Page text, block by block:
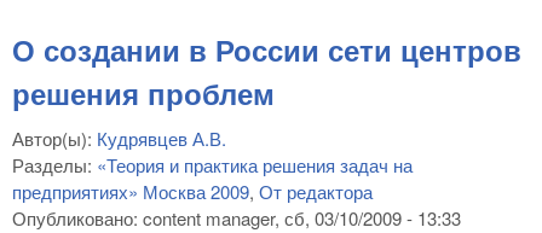
О создании в России сети центров
решения проблем
Автор(ы): Кудрявцев А.В.
Разделы: «Теория и практика решения задач на
предприятиях» Москва 2009, От редактора
Опубликовано: content manager, сб, 03/10/2009 - 13:33